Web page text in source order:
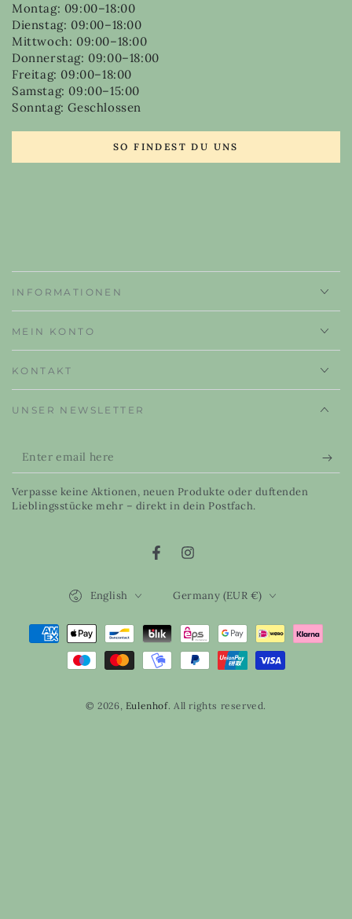
Montag: 09:00–18:00
Dienstag: 09:00–18:00
Mittwoch: 09:00–18:00
Donnerstag: 09:00–18:00
Freitag: 09:00–18:00
Samstag: 09:00–15:00
Sonntag: Geschlossen
SO FINDEST DU UNS
INFORMATIONEN
MEIN KONTO
KONTAKT
UNSER NEWSLETTER
Enter
email
here
Verpasse keine Aktionen, neuen Produkte oder duftenden
Lieblingsstücke mehr – direkt in dein Postfach.
FacebookInstagram
© 2026, Eulenhof. All rights reserved.
English Germany (EUR €)
Payment
methods